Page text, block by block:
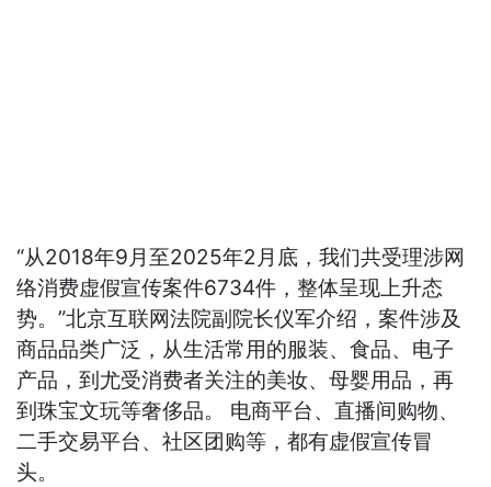
“从2018年9月至2025年2月底，我们共受理涉网
络消费虚假宣传案件6734件，整体呈现上升态
势。”北京互联网法院副院长仪军介绍，案件涉及
商品品类广泛，从生活常用的服装、食品、电子
产品，到尤受消费者关注的美妆、母婴用品，再
到珠宝文玩等奢侈品。 电商平台、直播间购物、
二手交易平台、社区团购等，都有虚假宣传冒
头。